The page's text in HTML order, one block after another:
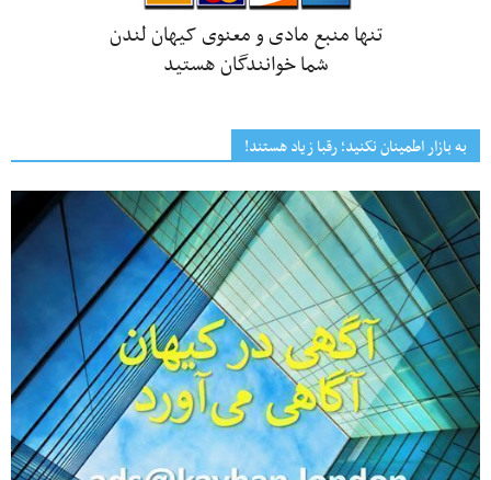
تنها منبع مادی و معنوی کیهان لندن
شما خوانندگان هستید
به بازار اطمینان نکنید؛ رقبا زیاد هستند!